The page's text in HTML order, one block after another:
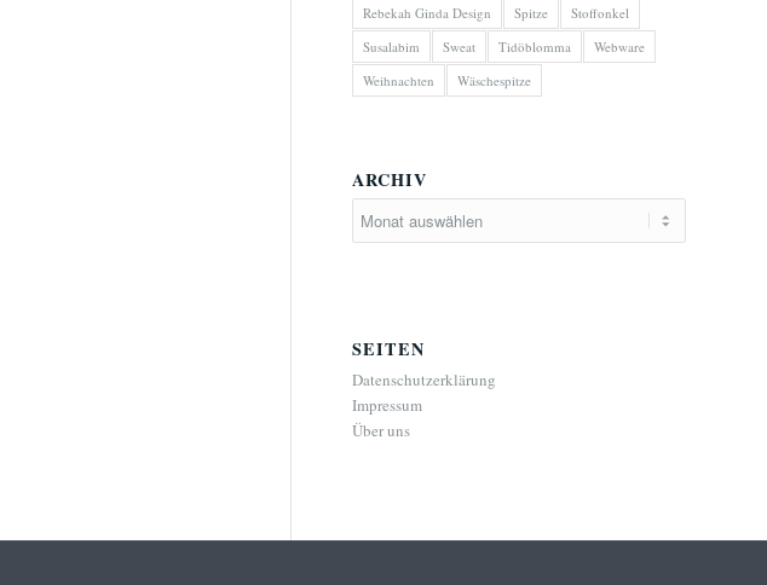
Rebekah Ginda Design
Spitze
Stoffonkel
Susalabim
Sweat Tidöblomma
Webware
Weihnachten
Wäschespitze
ARCHIV
SEITEN
Datenschutzerklärung
Impressum
Über uns